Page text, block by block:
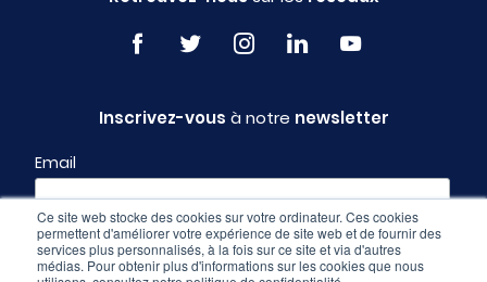
Ce site web stocke des cookies sur votre ordinateur. Ces cookies
permettent d'améliorer votre expérience de site web et de fournir des
services plus personnalisés, à la fois sur ce site et via d'autres
médias. Pour obtenir plus d'informations sur les cookies que nous
Inscrivez-vous à notre newsletter
Email
Profil